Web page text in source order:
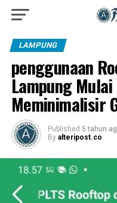
LAMPUNG
penggunaan
Lampung
Meminimalisir
Published 5 tahun
By alteripost.co